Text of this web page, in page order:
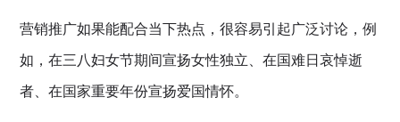
营销推广如果能配合当下热点，很容易引起广泛讨论，例
如，在三八妇女节期间宣扬女性独立、在国难日哀悼逝
者、在国家重要年份宣扬爱国情怀。